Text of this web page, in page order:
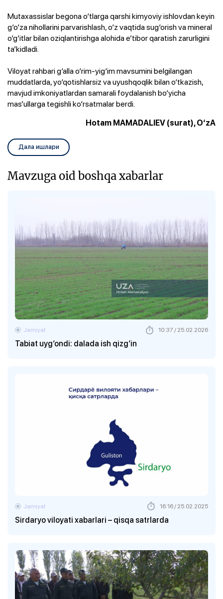
Mutaxassislar begona o‘tlarga qarshi kimyoviy ishlovdan keyin
g‘o‘za nihollarini parvarishlash, o‘z vaqtida sug‘orish va mineral
o‘g‘itlar bilan oziqlantirishga alohida e’tibor qaratish zarurligini
ta’kidladi.
Viloyat rahbari g‘alla o‘rim-yig‘im mavsumini belgilangan
muddatlarda, yo‘qotishlarsiz va uyushqoqlik bilan o‘tkazish,
mavjud imkoniyatlardan samarali foydalanish bo‘yicha
mas’ullarga tegishli ko‘rsatmalar berdi.
Hotam MAMADALIEV (surat), O‘zA
Дала ишлари
Mavzuga oid boshqa xabarlar
Tabiat uyg‘ondi: dalada ish qizg‘in
Jamiyat 10:37 / 25.02.2026
Sirdaryo viloyati xabarlari – qisqa satrlarda
Jamiyat 16:16 / 25.02.2025